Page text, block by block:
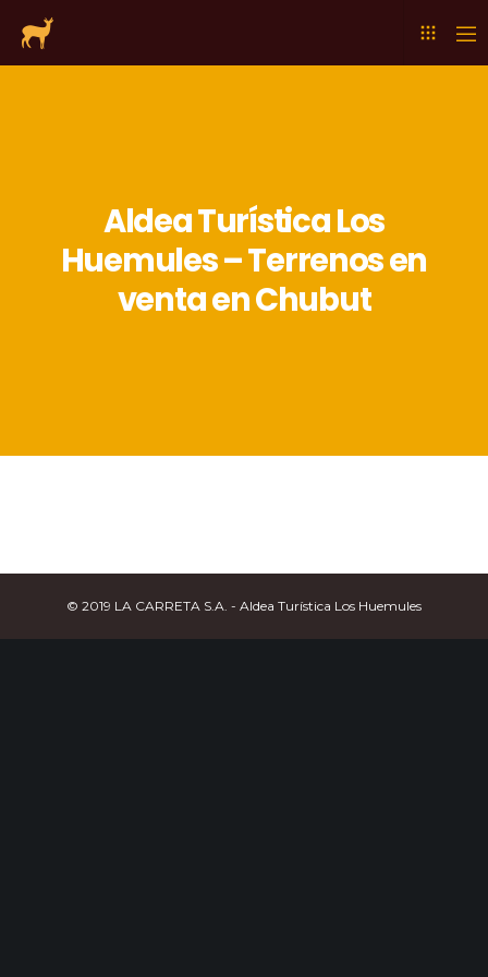
Aldea Turística Los
Huemules – Terrenos en
venta en Chubut
© 2019 LA CARRETA S.A. - Aldea Turística Los Huemules